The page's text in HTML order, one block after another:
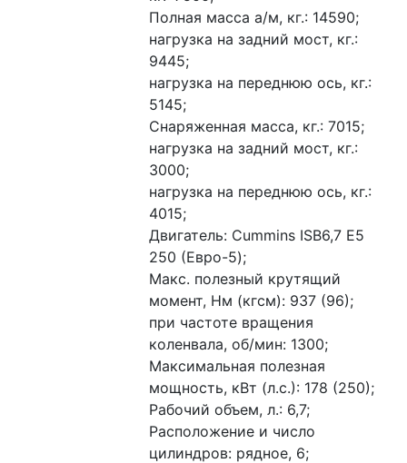
Полная масса а/м, кг.: 14590;
нагрузка на задний мост, кг.:
9445;
нагрузка на переднюю ось, кг.:
5145;
Снаряженная масса, кг.: 7015;
нагрузка на задний мост, кг.:
3000;
нагрузка на переднюю ось, кг.:
4015;
Двигатель: Cummins ISB6,7 E5
250 (Евро-5);
Макс. полезный крутящий
момент, Нм (кгсм): 937 (96);
при частоте вращения
коленвала, об/мин: 1300;
Максимальная полезная
мощность, кВт (л.с.): 178 (250);
Рабочий объем, л.: 6,7;
Расположение и число
цилиндров: рядное, 6;